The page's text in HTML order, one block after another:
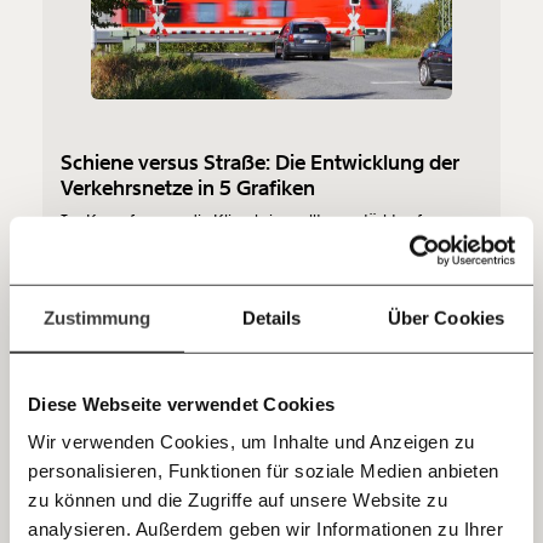
Zustimmung Details Über Cookies
Diese Webseite verwendet Cookies
Wir verwenden Cookies, um Inhalte und Anzeigen zu
personalisieren, Funktionen für soziale Medien anbieten
zu können und die Zugriffe auf unsere Website zu
analysieren. Außerdem geben wir Informationen zu Ihrer
funktioniert. Unsere Recherchen sind für alle frei im
Netz. Unabhängig und werbefrei. Und das wird auch
so bleiben. Kämpf’ mit uns für den Fortschritt und
unterstütze uns mit Deinem Mitgliedsbeitrag.
Hier unsere IBAN: AT34 4300 0498 0007 6017
Kontoinhaber: Momentum Institut - Verein für
sozialen Fortschritt
Jetzt
einfach
teilen.
E-Mail
Schiene versus Straße: Die Entwicklung der
Verkehrsnetze in 5 Grafiken
Im Kampf gegen die Klimakrise sollte verstärkt auf
öffentliche Verkehrsmittel gesetzt werden. Dass das in
Österreich die letzten Jahre nur bedingt passiert ist, zeigen
die folgenden Grafiken.
07.01.2020